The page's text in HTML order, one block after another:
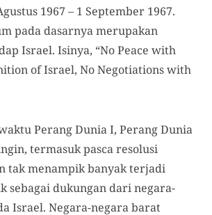
1967 – 1 September 1967.
pada dasarnya merupakan
Israel. Isinya, “No Peace with
of Israel, No Negotiations with
Perang Dunia I, Perang Dunia
termasuk pasca resolusi
tak menampik banyak terjadi
sebagai dukungan dari negara-
Israel. Negara-negara barat